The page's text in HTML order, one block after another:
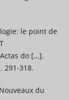
le point de
Actas do […].
291-318.
Nouveaux du